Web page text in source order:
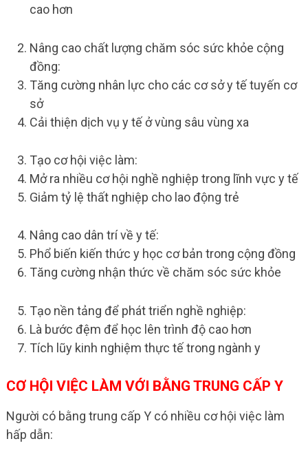
cao hơn
Nâng cao chất lượng chăm sóc sức khỏe cộng
đồng:
Tăng cường nhân lực cho các cơ sở y tế tuyến cơ
sở
Cải thiện dịch vụ y tế ở vùng sâu vùng xa
Tạo cơ hội việc làm:
Mở ra nhiều cơ hội nghề nghiệp trong lĩnh vực y tế
Giảm tỷ lệ thất nghiệp cho lao động trẻ
Nâng cao dân trí về y tế:
Phổ biến kiến thức y học cơ bản trong cộng đồng
Tăng cường nhận thức về chăm sóc sức khỏe
Tạo nền tảng để phát triển nghề nghiệp:
Là bước đệm để học lên trình độ cao hơn
Tích lũy kinh nghiệm thực tế trong ngành y
CƠ HỘI VIỆC LÀM VỚI BẰNG TRUNG CẤP Y
Người có bằng trung cấp Y có nhiều cơ hội việc làm
hấp dẫn: